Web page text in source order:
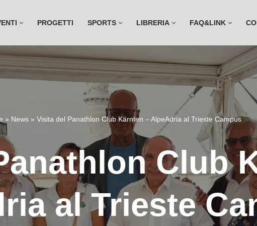
PROGETTI SPORTS LIBRERIA FAQ&LINK
» News » Visita del Panathlon Club Kärnten – AlpeAdria al Trieste Campus
Club
al Trieste